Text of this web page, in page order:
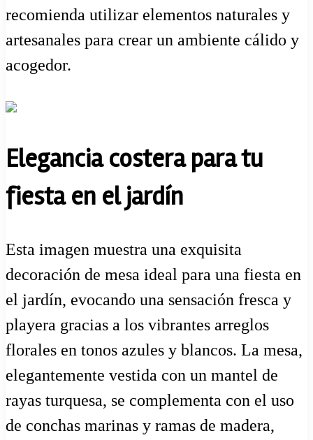
recomienda utilizar elementos naturales y
artesanales para crear un ambiente cálido y
acogedor.
Elegancia costera para tu
fiesta en el jardín
Esta imagen muestra una exquisita
decoración de mesa ideal para una fiesta en
el jardín, evocando una sensación fresca y
playera gracias a los vibrantes arreglos
florales en tonos azules y blancos. La mesa,
elegantemente vestida con un mantel de
rayas turquesa, se complementa con el uso
de conchas marinas y ramas de madera,